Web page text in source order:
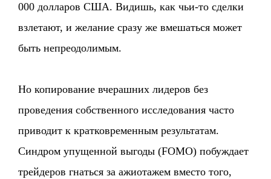
000 долларов США. Видишь, как чьи-то сделки
взлетают, и желание сразу же вмешаться может
быть непреодолимым.
Но копирование вчерашних лидеров без
проведения собственного исследования часто
приводит к кратковременным результатам.
Синдром упущенной выгоды (FOMO) побуждает
трейдеров гнаться за ажиотажем вместо того,